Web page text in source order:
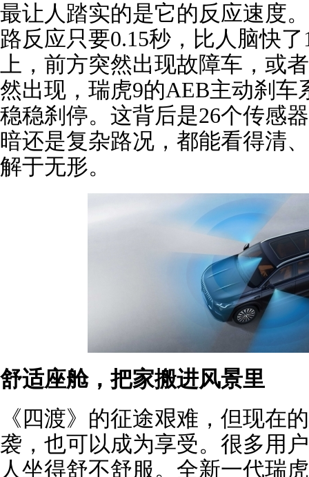
最让人踏实的是它的反应速度
路反应只要0.15秒，比人脑快
上，前方突然出现故障车，或
然出现，瑞虎9的AEB主动刹车
稳稳刹停。这背后是26个传感
暗还是复杂路况，都能看得清
解于无形。
舒适座舱，把家搬进风景里
《四渡》的征途艰难，但现在
袭，也可以成为享受。很多用
人坐得舒不舒服。全新一代瑞